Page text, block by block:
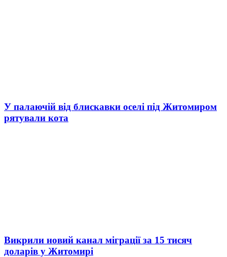
У палаючій від блискавки оселі під Житомиром
рятували кота
Викрили новий канал міграції за 15 тисяч
доларів у Житомирі